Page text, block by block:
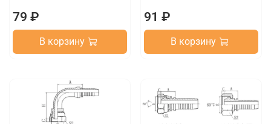
79 ₽
В корзину
91 ₽
В корзину